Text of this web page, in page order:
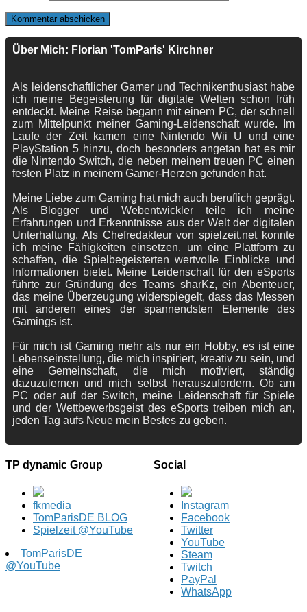
Über Mich: Florian 'TomParis' Kirchner
Als leidenschaftlicher Gamer und Technikenthusiast habe
ich meine Begeisterung für digitale Welten schon früh
entdeckt. Meine Reise begann mit einem PC, der schnell
zum Mittelpunkt meiner Gaming-Leidenschaft wurde. Im
Laufe der Zeit kamen eine Nintendo Wii U und eine
PlayStation 5 hinzu, doch besonders angetan hat es mir
die Nintendo Switch, die neben meinem treuen PC einen
festen Platz in meinem Gamer-Herzen gefunden hat.
Meine Liebe zum Gaming hat mich auch beruflich geprägt.
Als Blogger und Webentwickler teile ich meine
Erfahrungen und Erkenntnisse aus der Welt der digitalen
Unterhaltung. Als Chefredakteur von spielzeit.net konnte
ich meine Fähigkeiten einsetzen, um eine Plattform zu
schaffen, die Spielbegeisterten wertvolle Einblicke und
Informationen bietet. Meine Leidenschaft für den eSports
führte zur Gründung des Teams sharKz, ein Abenteuer,
das meine Überzeugung widerspiegelt, dass das Messen
mit anderen eines der spannendsten Elemente des
Gamings ist.
Für mich ist Gaming mehr als nur ein Hobby, es ist eine
Lebenseinstellung, die mich inspiriert, kreativ zu sein, und
eine Gemeinschaft, die mich motiviert, ständig
dazuzulernen und mich selbst herauszufordern. Ob am
PC oder auf der Switch, meine Leidenschaft für Spiele
und der Wettbewerbsgeist des eSports treiben mich an,
jeden Tag aufs Neue mein Bestes zu geben.
TP dynamic Group
fkmedia
TomParisDE BLOG
Spielzeit @YouTube
TomParisDE
@YouTube
Social
Instagram
Facebook
Twitter
YouTube
Steam
Twitch
PayPal
WhatsApp